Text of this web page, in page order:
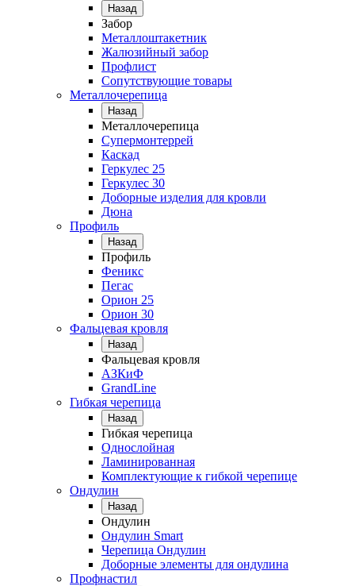
Назад
Забор
Металлоштакетник
Жалюзийный забор
Профлист
Сопутствующие товары
Металлочерепица
Назад
Металлочерепица
Супермонтеррей
Каскад
Геркулес 25
Геркулес 30
Доборные изделия для кровли
Дюна
Профиль
Назад
Профиль
Феникс
Пегас
Орион 25
Орион 30
Фальцевая кровля
Назад
Фальцевая кровля
АЗКиФ
GrandLine
Гибкая черепица
Назад
Гибкая черепица
Однослойная
Ламинированная
Комплектующие к гибкой черепице
Ондулин
Назад
Ондулин
Ондулин Smart
Черепица Ондулин
Доборные элементы для ондулина
Профнастил